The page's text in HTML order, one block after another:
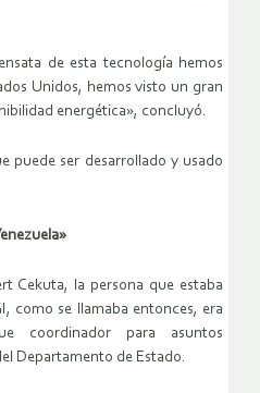
de esta tecnología hemos
Unidos, hemos visto un gran
energética», concluyó.
puede ser desarrollado y usado
Cekuta, la persona que estaba
como se llamaba entonces, era
coordinador para asuntos
Departamento de Estado.